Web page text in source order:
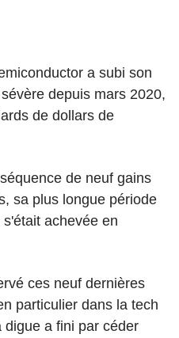
a subi son
depuis mars 2020,
de dollars de
de neuf gains
sa plus longue période
achevée en
ces neuf dernières
particulier dans la tech
a fini par céder